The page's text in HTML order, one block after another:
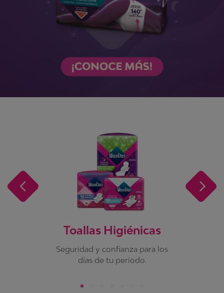
Toallas Higiénicas
Seguridad y confianza para los
días de tu periodo.